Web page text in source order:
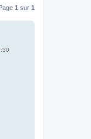
1 sur 1